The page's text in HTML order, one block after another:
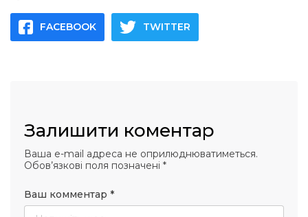
FACEBOOK TWITTER
Залишити коментар
Ваша e-mail адреса не оприлюднюватиметься.
Обов’язкові поля позначені *
Ваш комментар *